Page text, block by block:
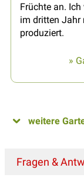
Früchte an.
im dritten Jahr
produziert.
»
weitere
Fragen &